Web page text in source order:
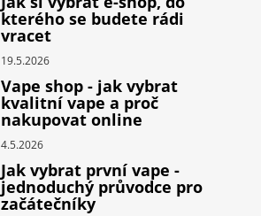
kterého se budete rádi
vracet
19.5.2026
Vape shop - jak vybrat
kvalitní vape a proč
nakupovat online
4.5.2026
Jak vybrat první vape -
jednoduchý průvodce pro
začátečníky